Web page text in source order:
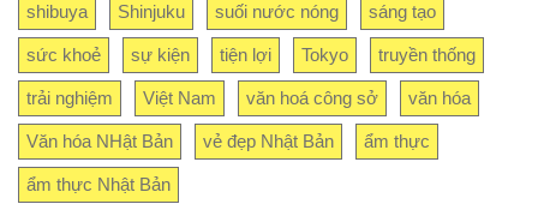
shibuya Shinjuku suối nước nóng sáng tạo
sức khoẻ sự kiện tiện lợi Tokyo truyền thống
trải nghiệm Việt Nam văn hoá công sở văn hóa
Văn hóa NHật Bản vẻ đẹp Nhật Bản ẩm thực
ẩm thực Nhật Bản